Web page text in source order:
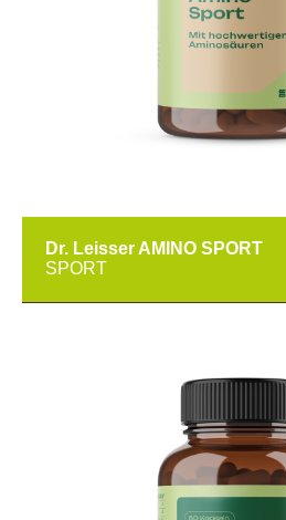
Dr. Leisser AMINO SPORT
SPORT